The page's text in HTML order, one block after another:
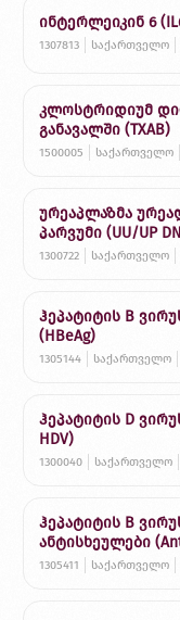
ინტერლეიკინ 6
1307813 საქართველო
კლოსტრიდიუმ
განავალში (TXAB)
1500005 საქართველო
ურეაპლაზმა
პარვუმი (UU/UP
1300722 საქართველო
ჰეპატიტის B
(HBeAg)
1305144 საქართველო
ჰეპატიტის D
HDV)
1300040 საქართველო
ჰეპატიტის B
ანტისხეულები
1305411 საქართველო